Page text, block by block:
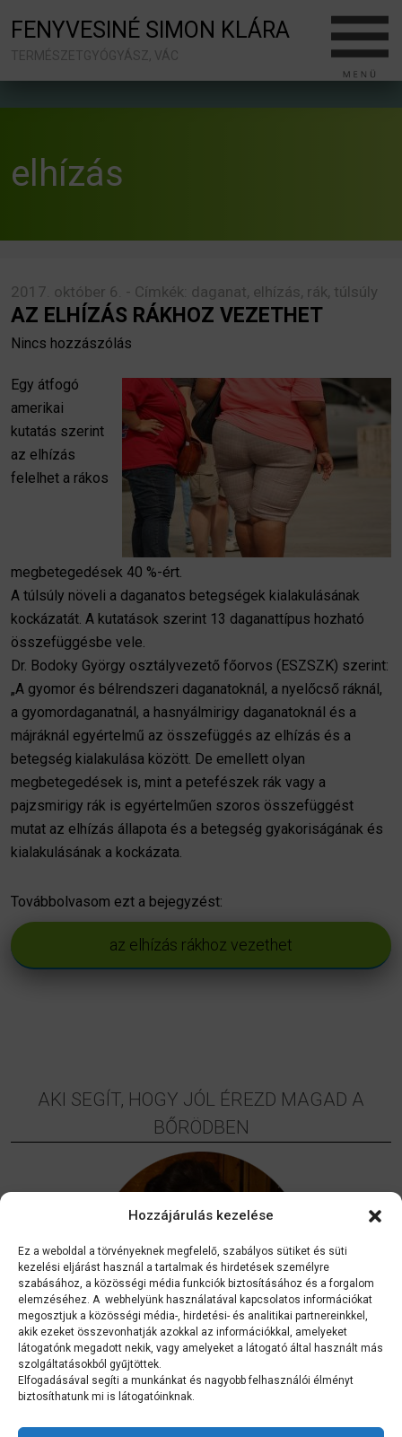
Hozzájárulás kezelése
Ez a weboldal a törvényeknek megfelelő, szabályos sütiket és süti
kezelési eljárást használ a tartalmak és hirdetések személyre
szabásához, a közösségi média funkciók biztosításához és a forgalom
elemzéséhez. A webhelyünk használatával kapcsolatos információkat
megosztjuk a közösségi média-, hirdetési- és analitikai partnereinkkel,
akik ezeket összevonhatják azokkal az információkkal, amelyeket
látogatónk megadott nekik, vagy amelyeket a látogató által használt más
szolgáltatásokból gyűjtöttek.
Elfogadásával segíti a munkánkat és nagyobb felhasználói élményt
biztosíthatunk mi is látogatóinknak.
FENYVESINÉ SIMON KLÁRA
TERMÉSZETGYÓGYÁSZ, VÁC
elhízás
2017. október 6. - Címkék: daganat, elhízás, rák, túlsúly
AZ ELHÍZÁS RÁKHOZ VEZETHET
Nincs hozzászólás
Egy átfogó
amerikai
kutatás szerint
az elhízás
felelhet a rákos
megbetegedések 40 %-ért.
A túlsúly növeli a daganatos betegségek kialakulásának
kockázatát. A kutatások szerint 13 daganattípus hozható
összefüggésbe vele.
Dr. Bodoky György osztályvezető főorvos (ESZSZK) szerint:
„A gyomor és bélrendszeri daganatoknál, a nyelőcső ráknál,
a gyomordaganatnál, a hasnyálmirigy daganatoknál és a
májráknál egyértelmű az összefüggés az elhízás és a
betegség kialakulása között. De emellett olyan
megbetegedések is, mint a petefészek rák vagy a
pajzsmirigy rák is egyértelműen szoros összefüggést
mutat az elhízás állapota és a betegség gyakoriságának és
kialakulásának a kockázata.
Továbbolvasom ezt a bejegyzést:
az elhízás rákhoz vezethet
AKI SEGÍT, HOGY JÓL ÉREZD MAGAD A
BŐRÖDBEN
Fenyvesiné Simon Klára vagyok, a természetes gyógymódok
segítek az egészséged megőrzésében és testi - lelki harmónia